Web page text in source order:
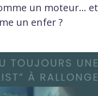
un moteur… et
un enfer ?